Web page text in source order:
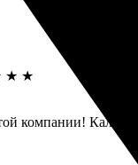
★ ★
компании!